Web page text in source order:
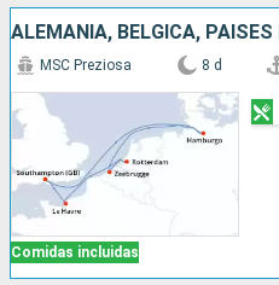
Comidas incluidas
MSC Preziosa 8 d